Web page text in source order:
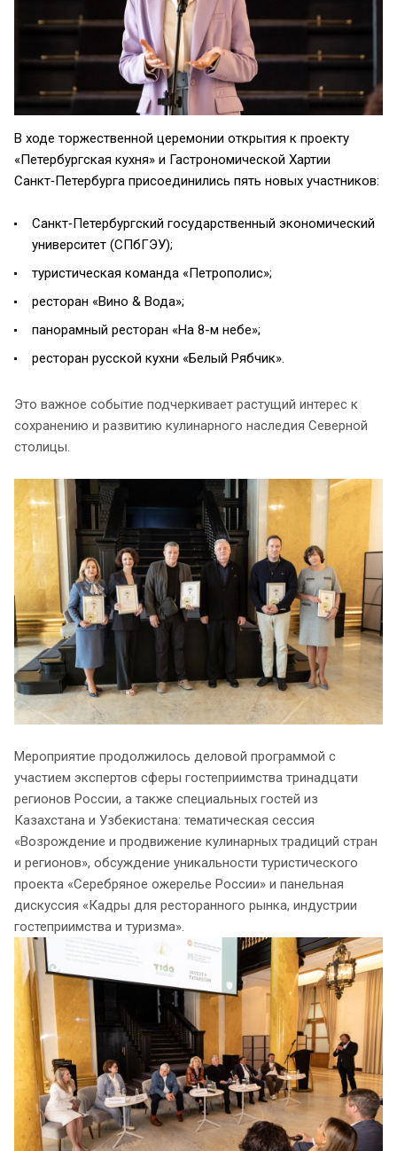
В ходе торжественной церемонии открытия к проекту
«Петербургская кухня» и Гастрономической Хартии
Санкт‑Петербурга присоединились пять новых участников:
Санкт‑Петербургский государственный экономический
университет (СПбГЭУ);
туристическая команда «Петрополис»;
ресторан «Вино & Вода»;
панорамный ресторан «На 8-м небе»;
ресторан русской кухни «Белый Рябчик».
Это важное событие подчеркивает растущий интерес к
сохранению и развитию кулинарного наследия Северной
столицы.
Мероприятие продолжилось деловой программой с
участием экспертов сферы гостеприимства тринадцати
регионов России, а также специальных гостей из
Казахстана и Узбекистана: тематическая сессия
«Возрождение и продвижение кулинарных традиций стран
и регионов», обсуждение уникальности туристического
проекта «Серебряное ожерелье России» и панельная
дискуссия «Кадры для ресторанного рынка, индустрии
гостеприимства и туризма».